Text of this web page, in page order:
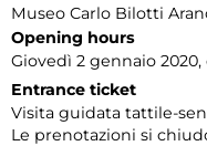
Museo Carlo Bilotti
Opening hours
Giovedì 2 gennaio 2020,
Entrance ticket
Visita guidata tattile-
Le prenotazioni si